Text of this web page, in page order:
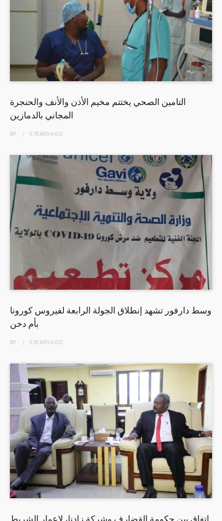
التامين الصحي يختتم مخيم الأذن والأنف والحنجرة
المجاني بالدمازين
BY 5 YEARSAGO
وسط دارفور تشهد إنطلاق الجولة الرابعة لفيروس كورونا
بأم دخن
BY 5 YEARSAGO
اتفاق بين حكومة القضارف وشركة زادنا، لإعمار الشريط